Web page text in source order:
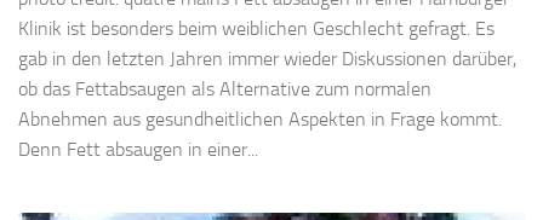
Klinik ist besonders beim weiblichen Geschlecht gefragt. Es
gab in den letzten Jahren immer wieder Diskussionen darüber,
ob das Fettabsaugen als Alternative zum normalen
Abnehmen aus gesundheitlichen Aspekten in Frage kommt.
Denn Fett absaugen in einer...